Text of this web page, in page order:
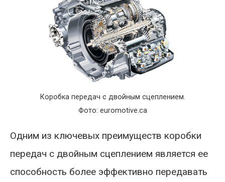
Коробка передач с двойным сцеплением.
Фото: euromotive.ca
Одним из ключевых преимуществ коробки
передач с двойным сцеплением является ее
способность более эффективно передавать